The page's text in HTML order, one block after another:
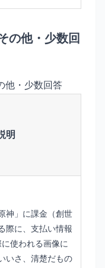
の他・少数回
他・少数回答
明
神」に課金（創世
際に、支払い情報
使われる画像に
いさ、清楚だもの